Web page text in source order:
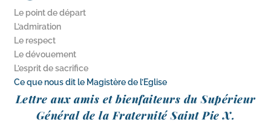
Le point de départ
L’admiration
Le respect
Le dévouement
L’esprit de sacrifice
Ce que nous dit le Magistère de l’Eglise
Lettre aux amis et bien­fai­teurs du Supérieur
Général de la Fraternité Saint Pie X.